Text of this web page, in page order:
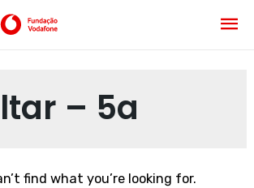
– 5a
find what you’re looking for.